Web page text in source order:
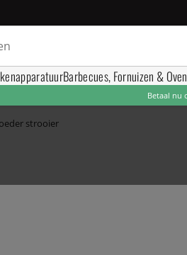
Barbecues, Fornuizen &
Betaal nu
strooier